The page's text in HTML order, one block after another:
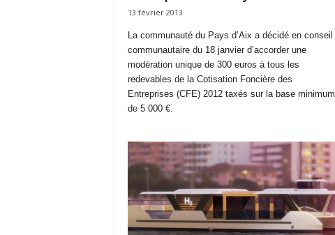
13 février 2013
La communauté du Pays d’Aix a décidé en conseil
communautaire du 18 janvier d’accorder une
modération unique de 300 euros à tous les
redevables de la Cotisation Foncière des
Entreprises (CFE) 2012 taxés sur la base minimum
de 5 000 €.